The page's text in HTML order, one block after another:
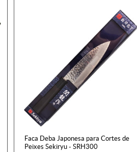
Faca Deba Japonesa para Cortes de
Peixes Sekiryu - SRH300